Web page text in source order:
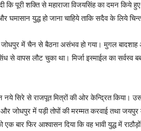
कि पूरी शक्ति से महाराजा विजयसिंह का दमन किये
युद्ध हो जाना चाहिये ताकि सदैव के लिये
में चैन से बैठना असंभव हो गया। मुगल बादशाह
से वापस लौट चुका था। मिर्जा इस्माईल का सर्वस्व
नये सिरे से राजपूत मित्रों की ओर केन्द्रित किया।
और जोधपुर में पड़ी तोपों की मरम्मत करवाई तथा
एक बार फिर आश्वासन दिया कि वह भावी युद्ध में